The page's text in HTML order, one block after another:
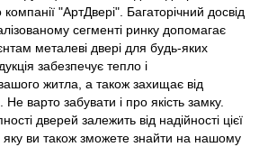
"АртДвері". Багаторічний досвід
сегменті ринку допомагає
металеві двері для будь-яких
забезпечує тепло і
житла, а також захищає від
варто забувати і про якість замку.
дверей залежить від надійності цієї
яку ви також зможете знайти на нашому